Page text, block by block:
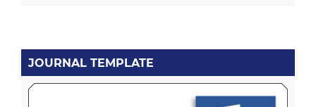
JOURNAL TEMPLATE